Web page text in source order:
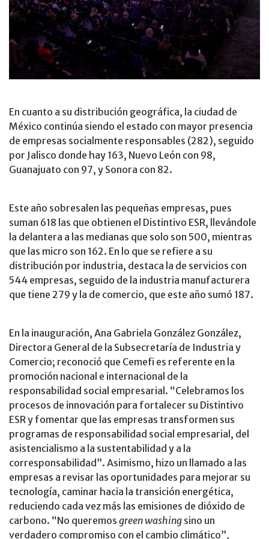
En cuanto a su distribución geográfica, la ciudad de
México continúa siendo el estado con mayor presencia
de empresas socialmente responsables (282), seguido
por Jalisco donde hay 163, Nuevo León con 98,
Guanajuato con 97, y Sonora con 82.
Este año sobresalen las pequeñas empresas, pues
suman 618 las que obtienen el Distintivo ESR, llevándole
la delantera a las medianas que solo son 500, mientras
que las micro son 162. En lo que se refiere a su
distribución por industria, destaca la de servicios con
544 empresas, seguido de la industria manufacturera
que tiene 279 y la de comercio, que este año sumó 187.
En la inauguración, Ana Gabriela González González,
Directora General de la Subsecretaría de Industria y
Comercio; reconoció que Cemefi es referente en la
promoción nacional e internacional de la
responsabilidad social empresarial. “Celebramos los
procesos de innovación para fortalecer su Distintivo
ESR y fomentar que las empresas transformen sus
programas de responsabilidad social empresarial, del
asistencialismo a la sustentabilidad y a la
corresponsabilidad”. Asimismo, hizo un llamado a las
empresas a revisar las oportunidades para mejorar su
tecnología, caminar hacia la transición energética,
reduciendo cada vez más las emisiones de dióxido de
carbono. “No queremos green washing sino un
verdadero compromiso con el cambio climático”,